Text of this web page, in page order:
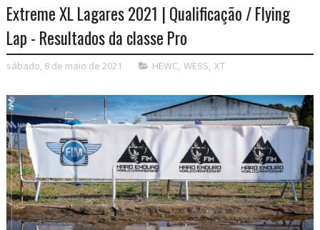
Extreme XL Lagares 2021 | Qualificação / Flying
Lap - Resultados da classe Pro
sábado, 8 de maio de 2021 HEWC, WESS XT